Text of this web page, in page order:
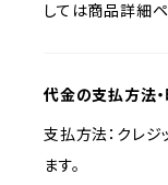
しては商品詳細
代金の支払方法
支払方法：クレ
ます。